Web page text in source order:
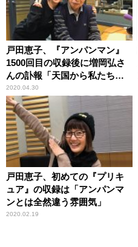
戸田恵子、『アンパンマン』
1500回目の収録後に増岡弘さ
んの訃報「天国から私たちの
収録を…」
2020.04.30
戸田恵子、初めての『プリキ
ュア』の収録は「アンパンマ
ンとは全然違う雰囲気」
2020.02.19